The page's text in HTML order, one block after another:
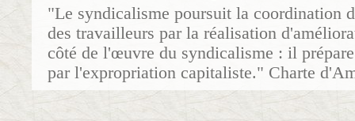
"Le syndicalisme poursuit la coordination
des travailleurs par la réalisation
côté de l'œuvre du syndicalisme : il
par l'expropriation capitaliste." Charte